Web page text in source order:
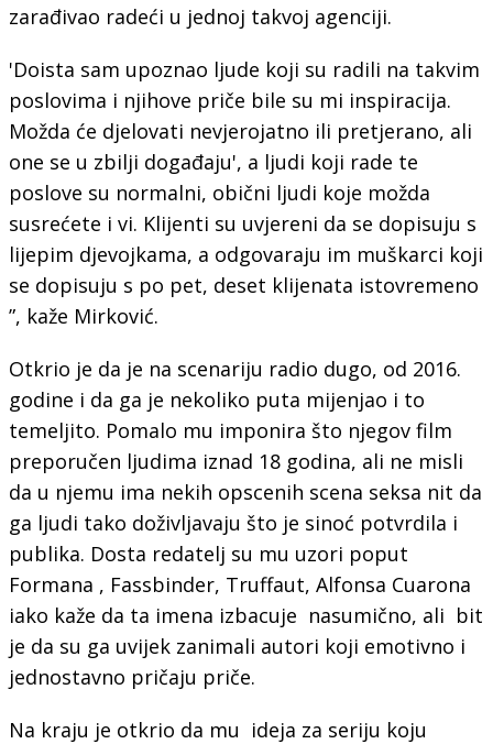
zarađivao radeći u jednoj takvoj agenciji.
'Doista sam upoznao ljude koji su radili na takvim
poslovima i njihove priče bile su mi inspiracija.
Možda će djelovati nevjerojatno ili pretjerano, ali
one se u zbilji događaju', a ljudi koji rade te
poslove su normalni, obični ljudi koje možda
susrećete i vi. Klijenti su uvjereni da se dopisuju s
lijepim djevojkama, a odgovaraju im muškarci koji
se dopisuju s po pet, deset klijenata istovremeno
”, kaže Mirković.
Otkrio je da je na scenariju radio dugo, od 2016.
godine i da ga je nekoliko puta mijenjao i to
temeljito. Pomalo mu imponira što njegov film
preporučen ljudima iznad 18 godina, ali ne misli
da u njemu ima nekih opscenih scena seksa nit da
ga ljudi tako doživljavaju što je sinoć potvrdila i
publika. Dosta redatelj su mu uzori poput
Formana , Fassbinder, Truffaut, Alfonsa Cuarona
iako kaže da ta imena izbacuje nasumično, ali bit
je da su ga uvijek zanimali autori koji emotivno i
jednostavno pričaju priče.
Na kraju je otkrio da mu ideja za seriju koju